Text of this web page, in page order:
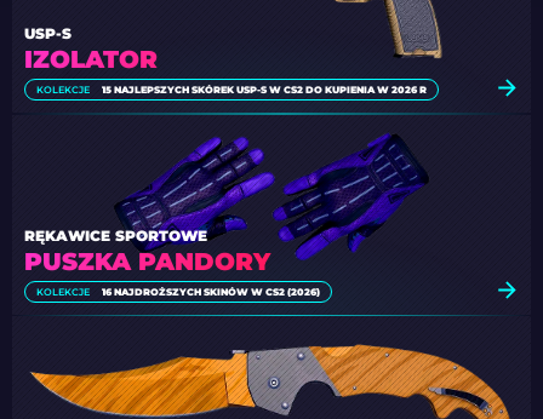
IZOLATOR
USP-S
KOLEKCJE 15 NAJLEPSZYCH SKÓREK USP-S W CS2 DO KUPIENIA W 2026 R
PUSZKA PANDORY
RĘKAWICE SPORTOWE
KOLEKCJE 16 NAJDROŻSZYCH SKINÓW W CS2 (2026)